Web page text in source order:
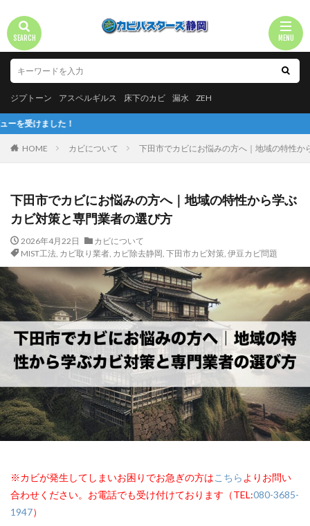
ジプトーン アスペルギルス 床下のカビ 漏水 ZEH
HOME カビについて 下田市でカビにお悩みの方へ｜地域の特性か
下田市でカビにお悩みの方へ｜地域の特性から学ぶ
カビ対策と専門業者の選び方
2026年4月22日
カビについて
MIST工法, カビ取り業者, カビ除去静岡, 下田市カビ対策, 伊豆カビ問題
※カビが発生してしまいお困りでお急ぎの方はこちら よりお問い
合わせください。お電話でも受け付けております（TEL:080-3685-
1947）